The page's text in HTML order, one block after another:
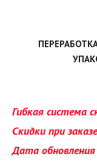
Гибкая система
Скидки при
Дата